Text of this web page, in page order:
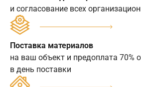
и согласование всех
Поставка материалов
на ваш объект и предоплата 70%
в день поставки